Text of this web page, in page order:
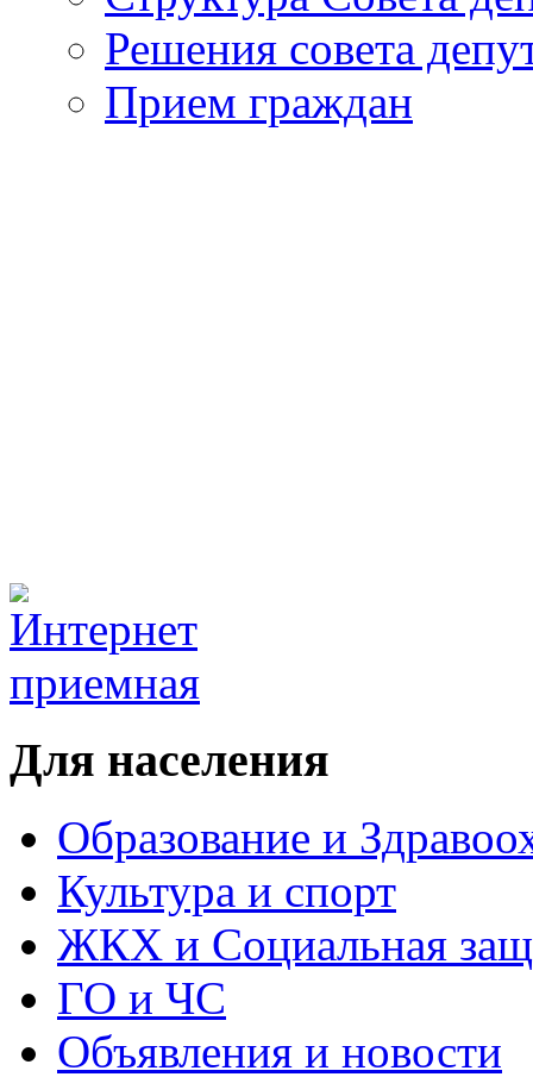
Решения совета
Прием граждан
Для населения
Образование и
Культура и спорт
ЖКХ и Социальная
ГО и ЧС
Объявления и новости